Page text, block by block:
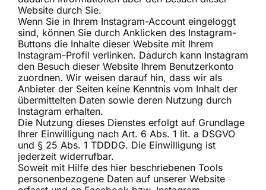
Website durch Sie.
Wenn Sie in Ihrem Instagram-Account eingeloggt
sind, können Sie durch Anklicken des Instagram-
Buttons die Inhalte dieser Website mit Ihrem
Instagram-Profil verlinken. Dadurch kann Instagram
den Besuch dieser Website Ihrem Benutzerkonto
zuordnen. Wir weisen darauf hin, dass wir als
Anbieter der Seiten keine Kenntnis vom Inhalt der
übermittelten Daten sowie deren Nutzung durch
Instagram erhalten.
Die Nutzung dieses Dienstes erfolgt auf Grundlage
Ihrer Einwilligung nach Art. 6 Abs. 1 lit. a DSGVO
und § 25 Abs. 1 TDDDG. Die Einwilligung ist
jederzeit widerrufbar.
Soweit mit Hilfe des hier beschriebenen Tools
personenbezogene Daten auf unserer Website